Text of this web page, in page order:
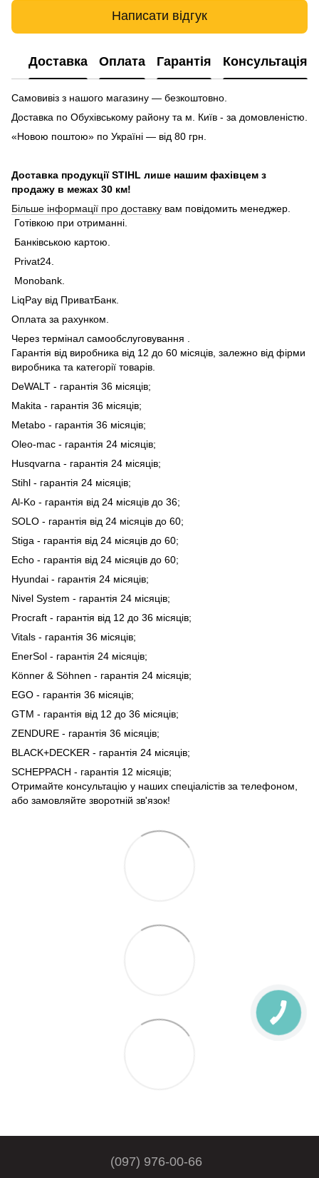
Написати відгук
Доставка Оплата Гарантія Консультація
Самовивіз з нашого магазину — безкоштовно.
Доставка по Обухівському району та м. Київ - за домовленістю.
«Новою поштою» по Україні — від 80 грн.
Доставка продукції STIHL лише нашим фахівцем з
продажу в межах 30 км!
Більше інформації про доставку вам повідомить менеджер.
Готівкою при отриманні.
Банківською картою.
Privat24.
Monobank.
LiqPay від ПриватБанк.
Оплата за рахунком.
Через термінал самообслуговування .
Гарантія від виробника від 12 до 60 місяців, залежно від фірми
виробника та категорії товарів.
DeWALT - гарантія 36 місяців;
Makita - гарантія 36 місяців;
Metabo - гарантія 36 місяців;
Oleo-mac - гарантія 24 місяців;
Husqvarna - гарантія 24 місяців;
Stihl - гарантія 24 місяців;
Al-Ko - гарантія від 24 місяців до 36;
SOLO - гарантія від 24 місяців до 60;
Stiga - гарантія від 24 місяців до 60;
Echo - гарантія від 24 місяців до 60;
Hyundai - гарантія 24 місяців;
Nivel System - гарантія 24 місяців;
Procraft - гарантія від 12 до 36 місяців;
Vitals - гарантія 36 місяців;
EnerSol - гарантія 24 місяців;
Könner & Söhnen - гарантія 24 місяців;
EGO - гарантія 36 місяців;
GTM - гарантія від 12 до 36 місяців;
ZENDURE - гарантія 36 місяців;
BLACK+DECKER - гарантія 24 місяців;
SCHEPPACH - гарантія 12 місяців;
Отримайте консультацію у наших спеціалістів за телефоном,
або замовляйте зворотній зв'язок!
(097) 976-00-66